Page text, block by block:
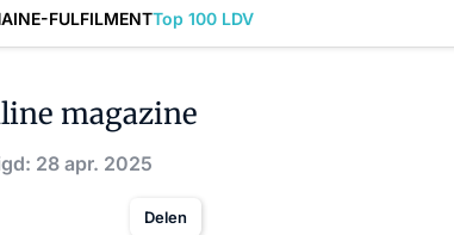
E-FULFILMENTTop 100 LDV
magazine
28 apr. 2025
Delen